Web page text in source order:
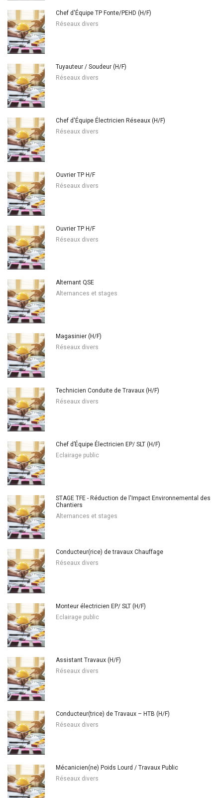
Chef d'Équipe TP Fonte/PEHD (H/F)
Réseaux divers
Tuyauteur / Soudeur (H/F)
Réseaux divers
Chef d'Équipe Électricien Réseaux (H/F)
Réseaux divers
Ouvrier TP H/F
Réseaux divers
Ouvrier TP H/F
Réseaux divers
Alternant QSE
Alternances et stages
Magasinier (H/F)
Réseaux divers
Technicien Conduite de Travaux (H/F)
Réseaux divers
Chef d’Équipe Électricien EP/ SLT (H/F)
Eclairage public
STAGE TFE - Réduction de l'Impact Environnemental des
Chantiers
Alternances et stages
Conducteur(rice) de travaux Chauffage
Réseaux divers
Monteur électricien EP/ SLT (H/F)
Eclairage public
Assistant Travaux (H/F)
Réseaux divers
Conducteur(trice) de Travaux – HTB (H/F)
Réseaux divers
Mécanicien(ne) Poids Lourd / Travaux Public
Réseaux divers